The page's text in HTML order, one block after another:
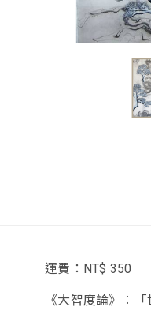
運費：NT$ 350
《大智度論》︰